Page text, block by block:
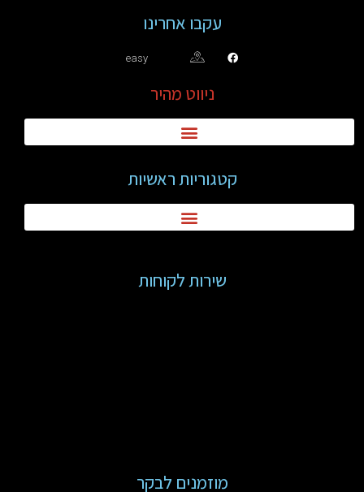
עקבו אחרינו
easy
ניווט מהיר
קטגוריות ראשיות
שירות לקוחות
מוזמנים לבקר